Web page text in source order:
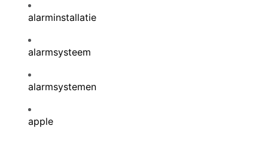
alarminstallatie
alarmsysteem
alarmsystemen
apple